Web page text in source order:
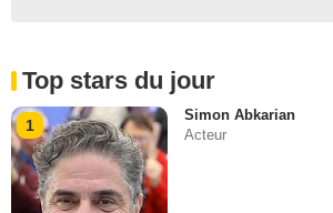
Top stars du jour
1
Simon Abkarian
Acteur